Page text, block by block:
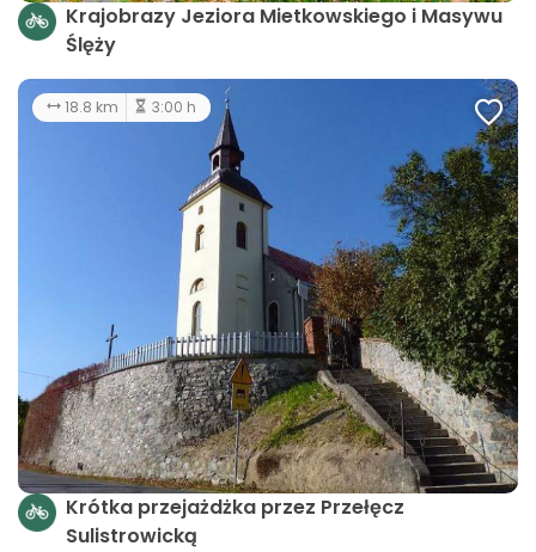
Krajobrazy Jeziora Mietkowskiego i Masywu
Ślęży
18.8 km 3:00 h
Krótka przejażdżka przez Przełęcz
Sulistrowicką